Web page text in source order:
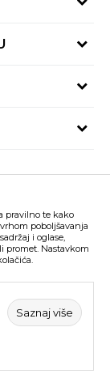
slika i samih
kompletne i bez
ne podrazumijeva da
provjeriti pozivom
. Sva prava
pravilno te kako
poboljšavanja
i oglase,
Nastavkom
Saznaj više